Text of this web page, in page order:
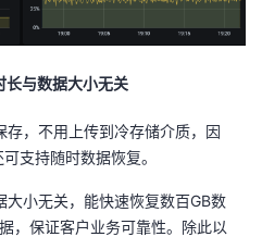
长与数据大小无关
存，不用上传到冷存储介质，因
支持随时数据恢复。
大小无关，能快速恢复数百GB数
，保证客户业务可靠性。除此以